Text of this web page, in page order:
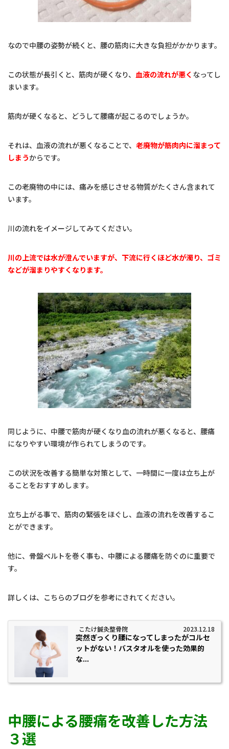
なので中腰の姿勢が続くと、腰の筋肉に大きな負担がかかります。
この状態が長引くと、筋肉が硬くなり、 血液の流れが悪く なってし
まいます。
筋肉が硬くなると、どうして腰痛が起こるのでしょうか。
それは、血液の流れが悪くなることで、 老廃物が筋肉内に溜まって
しまうからです。
この老廃物の中には、痛みを感じさせる物質がたくさん含まれて
います。
川の流れをイメージしてみてください。
川の上流では水が澄んでいますが、下流に行くほど水が濁り、ゴミ
などが溜まりやすくなります。
同じように、中腰で筋肉が硬くなり血の流れが悪くなると、腰痛
になりやすい環境が作られてしまうのです。
この状況を改善する簡単な対策として、一時間に一度は立ち上が
ることをおすすめします。
立ち上がる事で、筋肉の緊張をほぐし、血液の流れを改善するこ
とができます。
他に、骨盤ベルトを巻く事も、中腰による腰痛を防ぐのに重要で
す。
詳しくは、こちらのブログを参考にされてください。
こたけ鍼灸整骨院 2023.12.18
突然ぎっくり腰になってしまったがコルセ
ットがない！バスタオルを使った効果的
な...
中腰による腰痛を改善した方法
３選